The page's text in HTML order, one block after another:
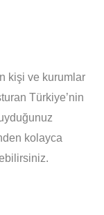
kişi ve kurumlar
Türkiye’nin
kolayca